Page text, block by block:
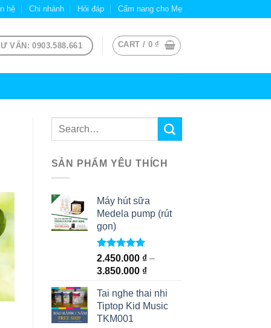
hệ Chi nhánh Hỏi đáp Cẩm nang cho Mẹ
VẤN: 0903.588.661 CART / 0 ₫
SẢN PHẨM YÊU THÍCH
Máy hút sữa
Medela pump (rút
gọn)
Rated5.00
out of 5
2.450.000 ₫–
3.850.000 ₫
Tai nghe thai nhi
Tiptop Kid Music
TKM001